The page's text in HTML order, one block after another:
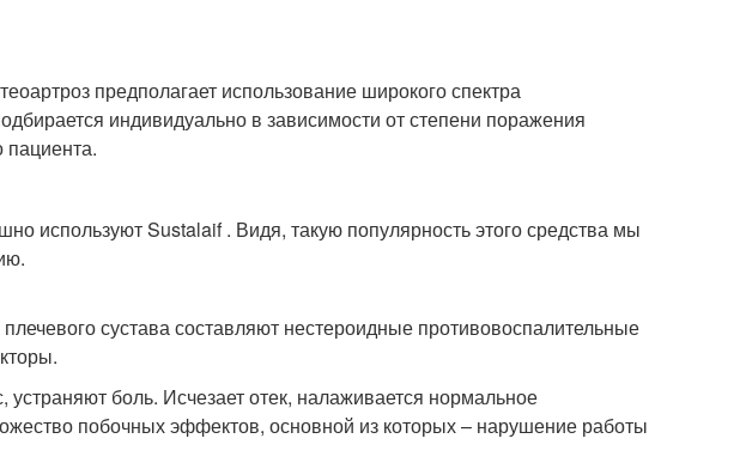
предполагает использование широкого спектра
индивидуально в зависимости от степени поражения
пациента.
используют Sustalaif . Видя, такую популярность этого средства мы
сустава составляют нестероидные противовоспалительные
боль. Исчезает отек, налаживается нормальное
побочных эффектов, основной из которых – нарушение работы